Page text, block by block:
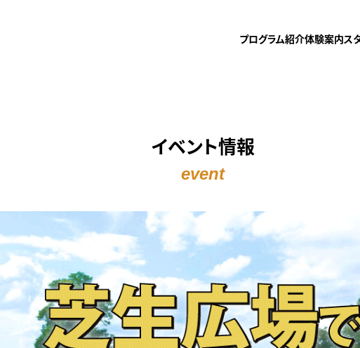
プログラム紹介体験案内ス
イベント情報
event